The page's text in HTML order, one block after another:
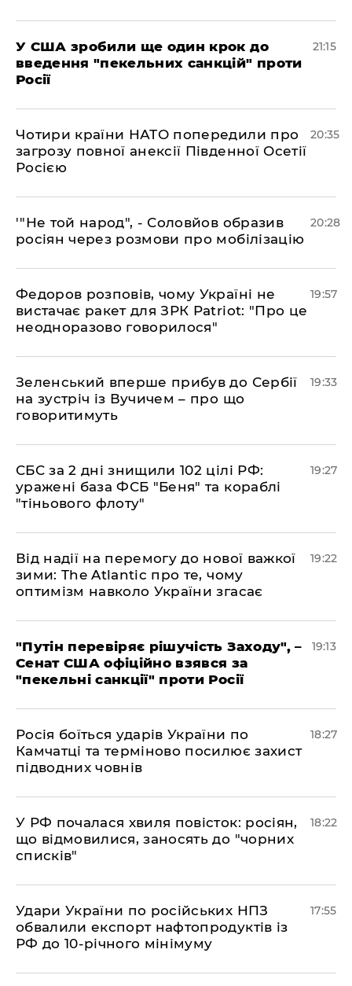
​У США зробили ще один крок до
введення "пекельних санкцій" проти
Росії
21:15
​Чотири країни НАТО попередили про
загрозу повної анексії Південної Осетії
Росією
20:35
​'"Не той народ", - Соловйов образив
росіян через розмови про мобілізацію
20:28
​Федоров розповів, чому Україні не
вистачає ракет для ЗРК Patriot: "Про це
неодноразово говорилося"
19:57
​Зеленський вперше прибув до Сербії
на зустріч із Вучичем – про що
говоритимуть
19:33
​СБС за 2 дні знищили 102 цілі РФ:
уражені база ФСБ "Беня" та кораблі
"тіньового флоту"
19:27
​Від надії на перемогу до нової важкої
зими: The Atlantic про те, чому
оптимізм навколо України згасає
19:22
​"Путін перевіряє рішучість Заходу", –
Сенат США офіційно взявся за
"пекельні санкції" проти Росії
19:13
​Росія боїться ударів України по
Камчатці та терміново посилює захист
підводних човнів
18:27
​У РФ почалася хвиля повісток: росіян,
що відмовилися, заносять до "чорних
списків"
18:22
​Удари України по російських НПЗ
обвалили експорт нафтопродуктів із
РФ до 10-річного мінімуму
17:55